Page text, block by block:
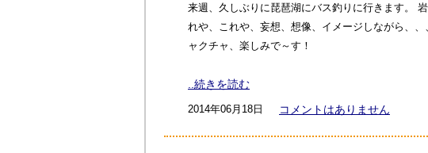
来週、久しぶりに琵琶湖にバス釣りに行きます。
れや、これや、妄想、想像、イメージしながら、
ャクチャ、楽しみで～す！
..続きを読む
2014年06月18日 コメントはありません